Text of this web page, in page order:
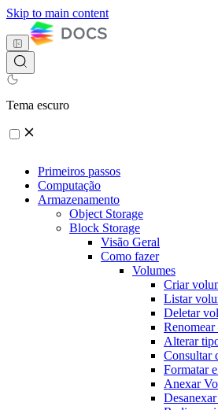
Skip to main content
Tema escuro
Primeiros passos
Computação
Armazenamento
Object Storage
Block Storage
Visão Geral
Como fazer
Volumes
Criar
Listar
Deletar
Alterar
Consultar
Formatar
Anexar